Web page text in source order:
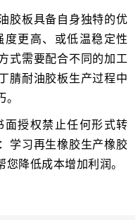
胶板具备自身独特的优
更高、或低温稳定性
式需要配合不同的加工
腈耐油胶板生产过程中
授权禁止任何形式转
学习再生橡胶生产橡胶
降低成本增加利润。